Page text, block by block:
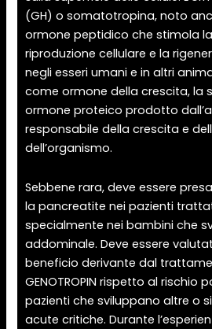
(GH) o somatotropina, noto
ormone peptidico che stimola
riproduzione cellulare e la
negli esseri umani e in altri
come ormone della crescita, la
ormone proteico prodotto
responsabile della crescita e
dell’organismo.
Sebbene rara, deve essere
la pancreatite nei pazienti
specialmente nei bambini che
addominale. Deve essere
beneficio derivante dal
GENOTROPIN rispetto al rischio
pazienti che sviluppano altre o
acute critiche. Durante